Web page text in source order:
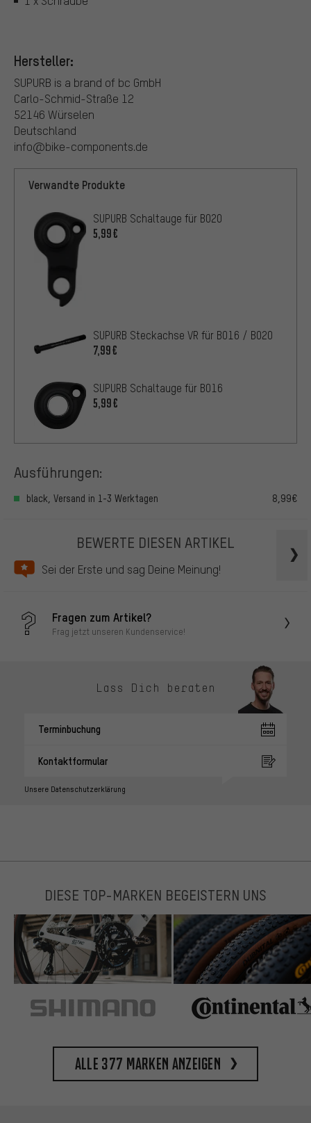
Hersteller:
SUPURB is a brand of bc GmbH
Carlo-Schmid-Straße 12
52146 Würselen
Deutschland
info@bike-components.de
Verwandte Produkte
SUPURB Schaltauge für BO20
5,99€
SUPURB Steckachse VR für BO16 / BO20
7,99€
SUPURB Schaltauge für BO16
5,99€
Ausführungen:
black, Versand in 1-3 Werktagen 8,99€
BEWERTE DIESEN ARTIKEL
Sei der Erste und sag Deine Meinung!
Fragen zum Artikel?
Frag jetzt unseren Kundenservice!
Lass Dich beraten
Terminbuchung
Kontaktformular
Unsere Datenschutzerklärung
DIESE TOP-MARKEN BEGEISTERN UNS
Alle 377 Marken anzeigen